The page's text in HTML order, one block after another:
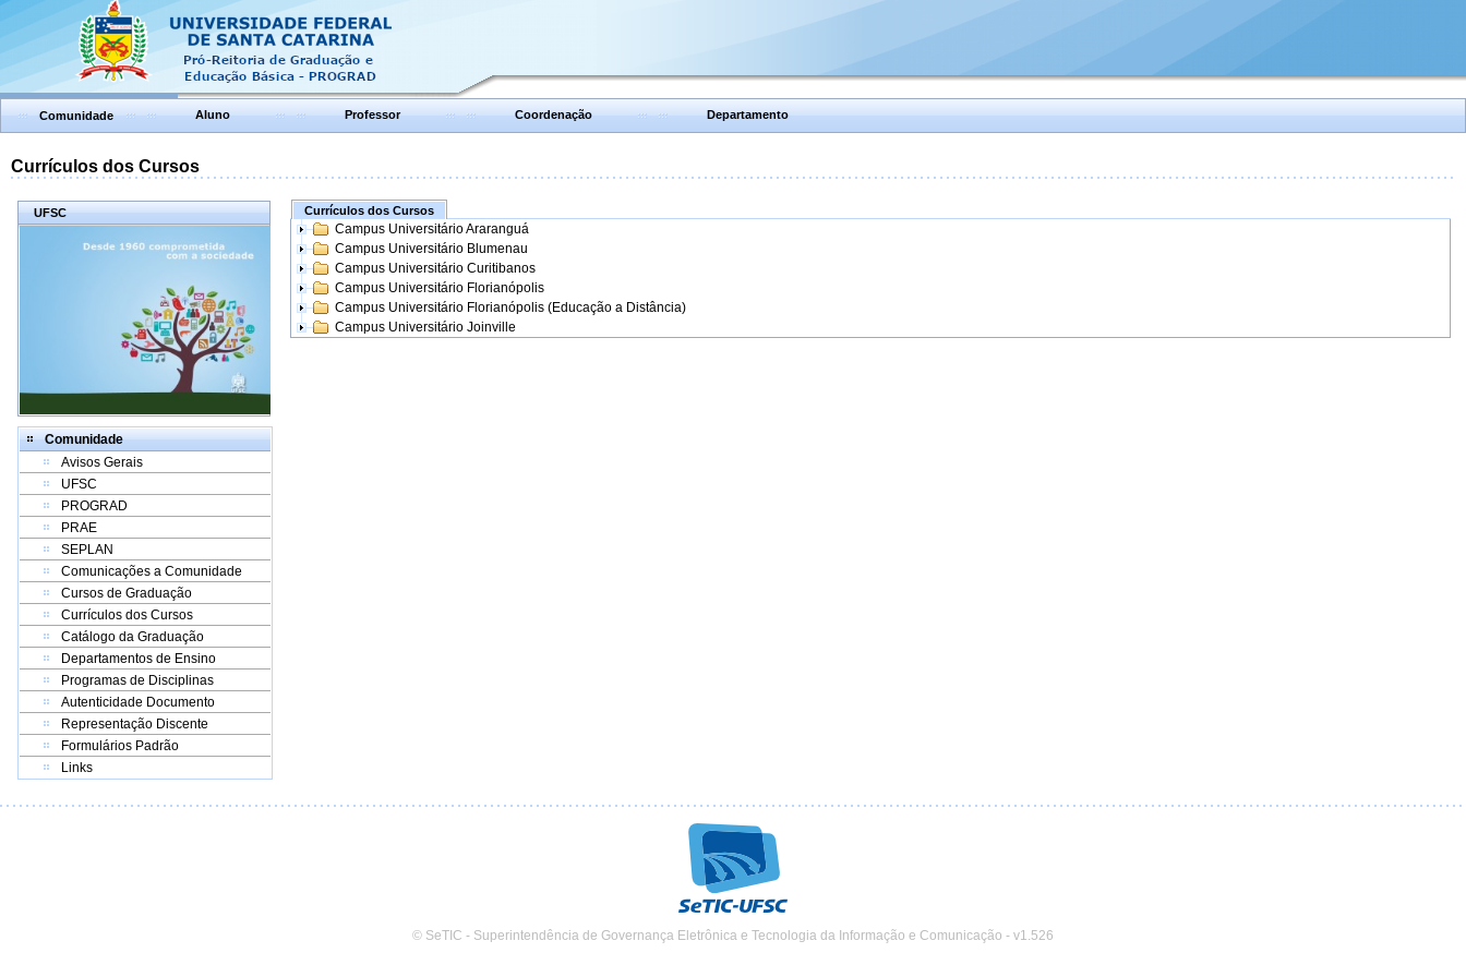
Comunidade Aluno Professor Coordenação Departamento
Currículos dos Cursos
UFSC
Comunidade
Avisos Gerais
UFSC
PROGRAD
PRAE
SEPLAN
Comunicações a Comunidade
Cursos de Graduação
Currículos dos Cursos
Catálogo da Graduação
Departamentos de Ensino
Programas de Disciplinas
Autenticidade Documento
Representação Discente
Formulários Padrão
Links
Currículos dos Cursos
Campus Universitário Araranguá
Campus Universitário Blumenau
Campus Universitário Curitibanos
Campus Universitário Florianópolis
Campus Universitário Florianópolis (Educação a Distância)
Campus Universitário Joinville
© SeTIC - Superintendência de Governança Eletrônica e Tecnologia da Informação e Comunicação - v1.526